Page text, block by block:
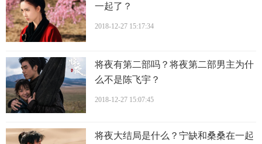
一起了？
2018-12-27 15:17:34
将夜有第二部吗？将夜第二部男主为什
么不是陈飞宇？
2018-12-27 15:07:45
将夜大结局是什么？宁缺和桑桑在一起